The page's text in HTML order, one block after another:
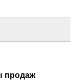
продаж